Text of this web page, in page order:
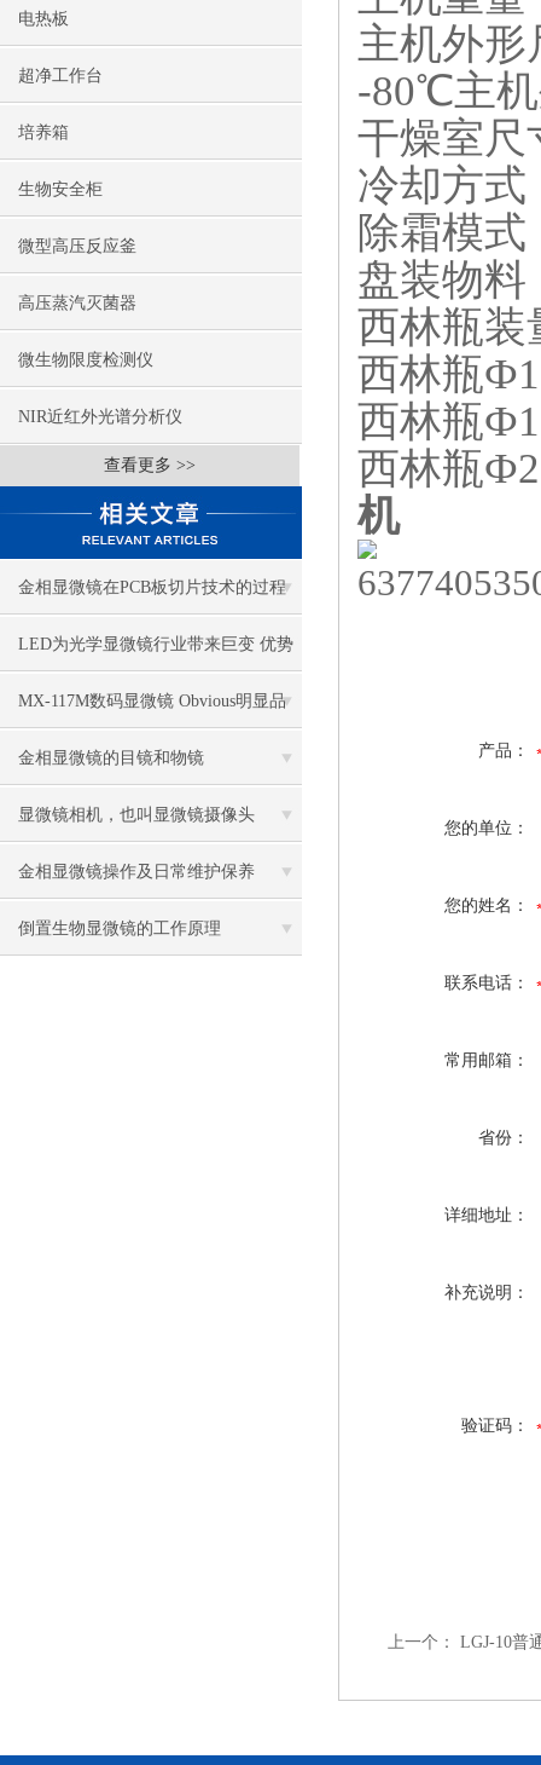
电热板
超净工作台
培养箱
生物安全柜
微型高压反应釜
高压蒸汽灭菌器
微生物限度检测仪
NIR近红外光谱分析仪
查看更多 >>
金相显微镜在PCB板切片技术的过程
控制中的作用
LED为光学显微镜行业带来巨变 优势
比传统卤素更明显
MX-117M数码显微镜 Obvious明显品
牌值得推荐
金相显微镜的目镜和物镜
显微镜相机，也叫显微镜摄像头
金相显微镜操作及日常维护保养
倒置生物显微镜的工作原理
主机外形
-80℃主机
干燥室尺
冷却方式
除霜模
盘装物料
西林瓶装
西林瓶
西林瓶
西林瓶
机
产品：
您的单位：
您的姓名：
联系电话：
常用邮箱：
省份：
详细地址：
补充说明：
验证码：
上一个： LGJ-10普